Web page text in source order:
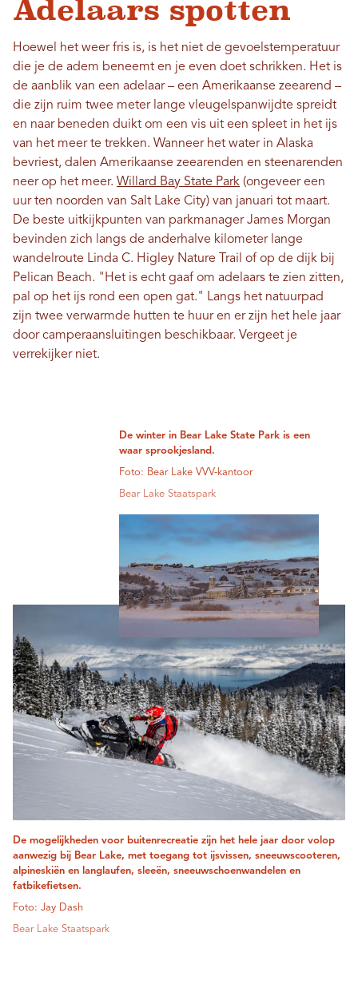
Adelaars spotten
Hoewel het weer fris is, is het niet de gevoelstemperatuur
die je de adem beneemt en je even doet schrikken. Het is
de aanblik van een adelaar – een Amerikaanse zeearend –
die zijn ruim twee meter lange vleugelspanwijdte spreidt
en naar beneden duikt om een ​​vis uit een spleet in het ijs
van het meer te trekken. Wanneer het water in Alaska
bevriest, dalen Amerikaanse zeearenden en steenarenden
neer op het meer. Willard Bay State Park (ongeveer een
uur ten noorden van Salt Lake City) van januari tot maart.
De beste uitkijkpunten van parkmanager James Morgan
bevinden zich langs de anderhalve kilometer lange
wandelroute Linda C. Higley Nature Trail of op de dijk bij
Pelican Beach. "Het is echt gaaf om adelaars te zien zitten,
pal op het ijs rond een open gat." Langs het natuurpad
zijn twee verwarmde hutten te huur en er zijn het hele jaar
door camperaansluitingen beschikbaar. Vergeet je
verrekijker niet.
De winter in Bear Lake State Park is een
waar sprookjesland.
Foto: Bear Lake VVV-kantoor
Bear Lake Staatspark
De mogelijkheden voor buitenrecreatie zijn het hele jaar door volop
aanwezig bij Bear Lake, met toegang tot ijsvissen, sneeuwscooteren,
alpineskiën en langlaufen, sleeën, sneeuwschoenwandelen en
fatbikefietsen.
Foto: Jay Dash
Bear Lake Staatspark